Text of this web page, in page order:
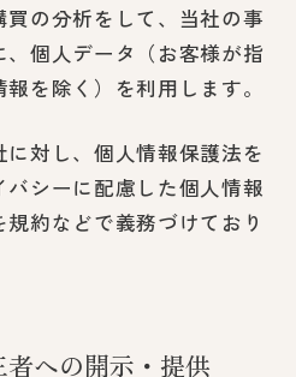
の分析をして、当社の事
個人データ（お客様が指
を除く）を利用します。
対し、個人情報保護法を
シーに配慮した個人情報
約などで義務づけており
への開示・提供